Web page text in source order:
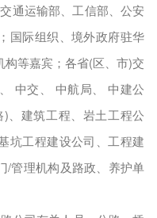
通运输部、工信部、公安
国际组织、境外政府驻华
等嘉宾； 各省(区、市)交
、 中交、 中航局、 中建公
)、建筑工程、岩土工程公
坑工程建设公司、工程建
/管理机构及路政、养护单